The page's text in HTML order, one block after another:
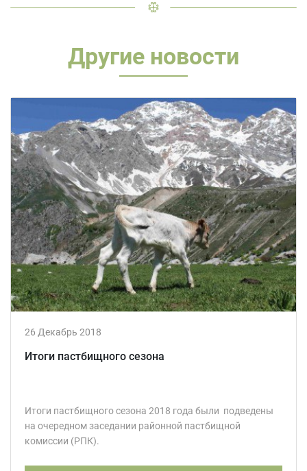
Другие новости
26 Декабрь 2018
Итоги пастбищного сезона
Итоги пастбищного сезона 2018 года были подведены
на очередном заседании районной пастбищной
комиссии (РПК).